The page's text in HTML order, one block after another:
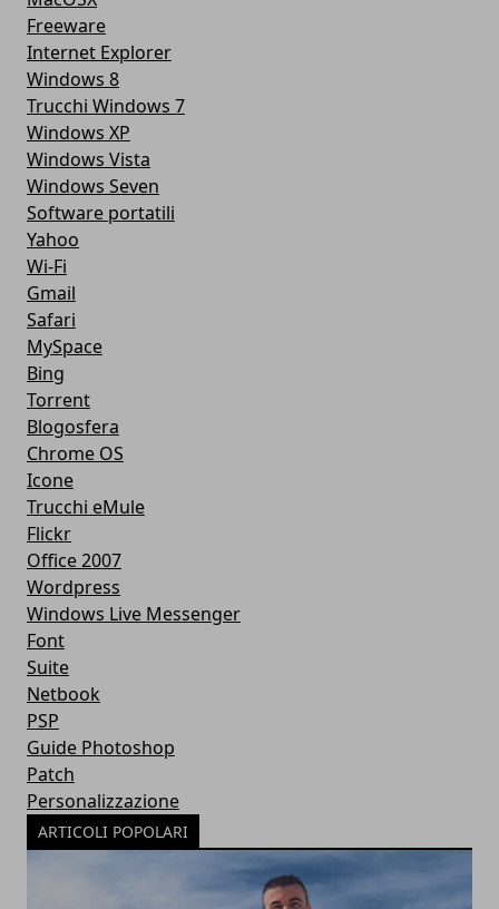
Freeware
Internet Explorer
Windows 8
Trucchi Windows 7
Windows XP
Windows Vista
Windows Seven
Software portatili
Yahoo
Wi-Fi
Gmail
Safari
MySpace
Bing
Torrent
Blogosfera
Chrome OS
Icone
Trucchi eMule
Flickr
Office 2007
Wordpress
Windows Live Messenger
Font
Suite
Netbook
PSP
Guide Photoshop
Patch
Personalizzazione
ARTICOLI POPOLARI